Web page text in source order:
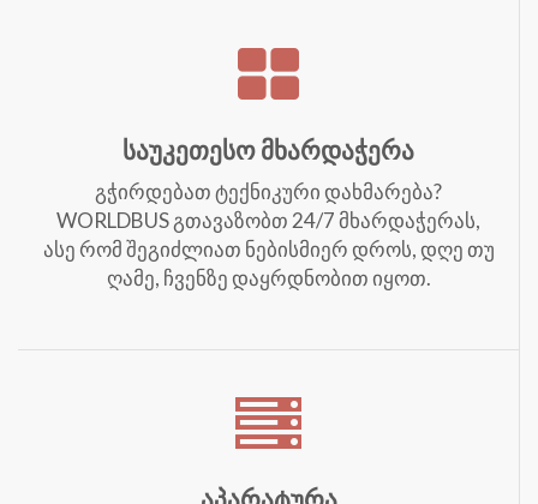
საუკეთესო მხარდაჭერა
გჭირდებათ ტექნიკური დახმარება?
WORLDBUS გთავაზობთ 24/7 მხარდაჭერას,
ასე რომ შეგიძლიათ ნებისმიერ დროს, დღე თუ
ღამე, ჩვენზე დაყრდნობით იყოთ.